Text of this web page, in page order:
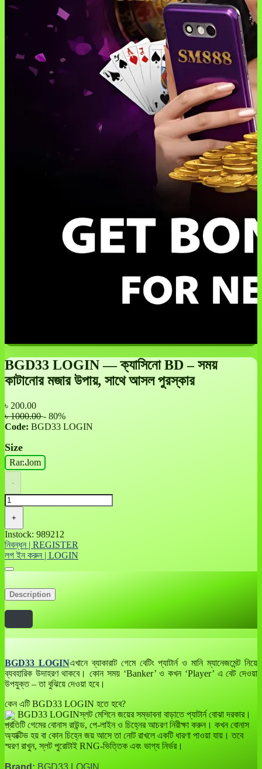
BGD33 LOGIN — ক্যাসিনো BD – সময়
কাটানোর মজার উপায়, সাথে আসল পুরস্কার
৳ 200.00
৳ 1000.00- 80%
Code: BGD33 LOGIN
Size
Random
-
+
Instock: 989212
নিবন্ধন | REGISTER
লগ ইন করুন | LOGIN
Description
BGD33 LOGINএখানে ব্যাকারাট গেমে বেটিং প্যাটার্ন ও মানি ম্যানেজমেন্ট নিয়ে
ব্যবহারিক উদাহরণ থাকবে। কোন সময় ‘Banker’ ও কখন ‘Player’ এ বেট দেওয়া
উপযুক্ত – তা বুঝিয়ে দেওয়া হবে।
কেন এটি BGD33 LOGIN হতে হবে?
BGD33 LOGINস্লট মেশিনে জয়ের সম্ভাবনা বাড়াতে প্যাটার্ন বোঝা দরকার।
প্রতিটি গেমের বোনাস রাউন্ড, পে-লাইন ও চিহ্নের আচরণ নিরীক্ষা করুন। কখন বোনাস
অ্যাক্টিভ হয় বা কোন চিহ্নে জয় আসে তা নোট রাখলে একটি ধারণা পাওয়া যায়। তবে
স্মরণ রাখুন, স্লট পুরোটাই RNG-ভিত্তিক এবং ভাগ্য নির্ভর।